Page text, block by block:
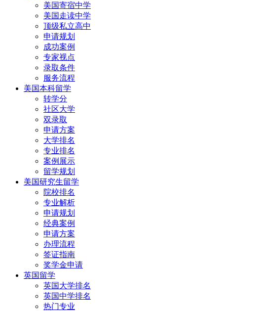
美国寄宿中学
美国走读中学
顶级私立高中
申请规划
成功案例
专家视点
录取条件
服务流程
美国本科留学
转学分
社区大学
双录取
申请方案
大学排名
专业排名
案例展示
留学规划
美国研究生留学
院校排名
专业解析
申请规划
经典案例
申请方案
办理流程
签证指南
奖学金申请
英国留学
英国大学排名
英国中学排名
热门专业